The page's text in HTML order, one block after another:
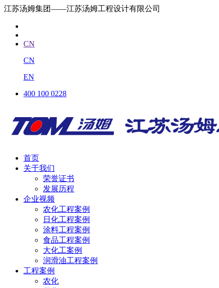
江苏汤姆集团——江苏汤姆工程设计有限公司
CN
CN
EN
400 100 0228
首页
关于我们
荣誉证书
发展历程
企业视频
农化工程案例
日化工程案例
涂料工程案例
食品工程案例
大化工案例
润滑油工程案例
工程案例
农化